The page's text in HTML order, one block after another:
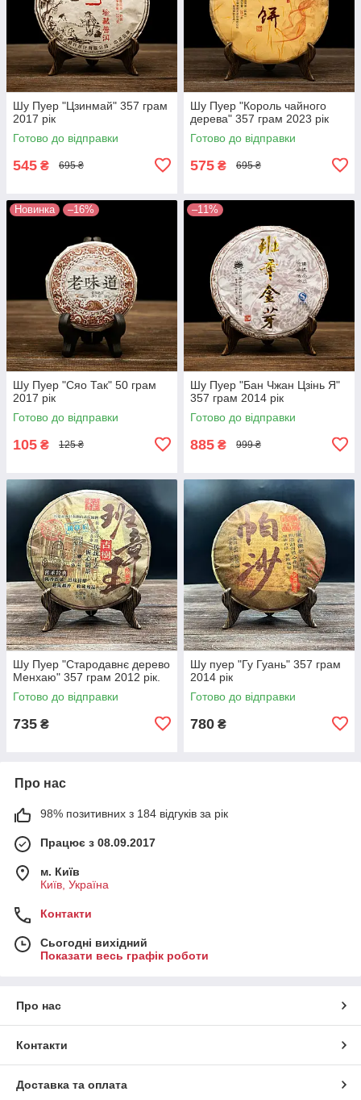
Шу Пуер "Цзинмай" 357 грам
2017 рік
Готово до відправки
545 ₴ 695 ₴
Шу Пуер "Король чайного
дерева" 357 грам 2023 рік
Готово до відправки
575 ₴ 695 ₴
Новинка –16%
Шу Пуер "Сяо Так" 50 грам
2017 рік
Готово до відправки
105 ₴ 125 ₴
–11%
Шу Пуер "Бан Чжан Цзінь Я"
357 грам 2014 рік
Готово до відправки
885 ₴ 999 ₴
Шу Пуер "Стародавнє дерево
Менхаю" 357 грам 2012 рік.
Готово до відправки
735 ₴
Шу пуер "Гу Гуань" 357 грам
2014 рік
Готово до відправки
780 ₴
Про нас
98% позитивних з 184 відгуків за рік
Працює з 08.09.2017
м. Київ
Київ, Україна
Контакти
Сьогодні вихідний
Показати весь графік роботи
Про нас
Контакти
Доставка та оплата